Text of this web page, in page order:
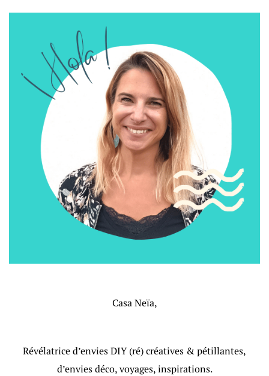
Casa Neïa,
Révélatrice d’envies DIY (ré) créatives & pétillantes,
d’envies déco, voyages, inspirations.